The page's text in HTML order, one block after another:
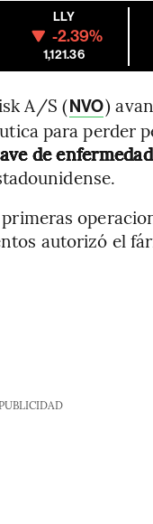
LLY
-2.39%
1,121.36
A/S (NVO)
para perder
de
autorizó el